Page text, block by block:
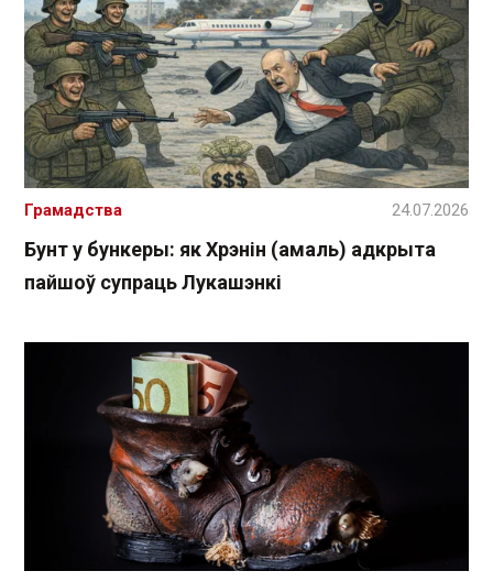
Бунт у бункеры: як Хрэнін (амаль) адкрыта
пайшоў супраць Лукашэнкі
Грамадства 24.07.2026